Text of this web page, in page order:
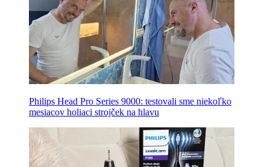
Philips Head Pro Series 9000: testovali sme niekoľko
mesiacov holiaci strojček na hlavu